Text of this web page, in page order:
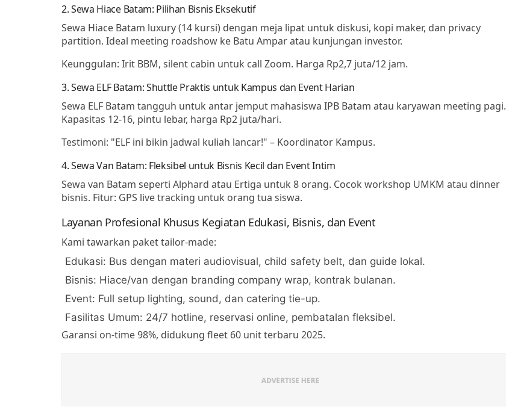
2. Sewa Hiace Batam: Pilihan Bisnis Eksekutif
Sewa Hiace Batam luxury (14 kursi) dengan meja lipat untuk diskusi, kopi maker, dan privacy
partition. Ideal meeting roadshow ke Batu Ampar atau kunjungan investor.
Keunggulan: Irit BBM, silent cabin untuk call Zoom. Harga Rp2,7 juta/12 jam.
3. Sewa ELF Batam: Shuttle Praktis untuk Kampus dan Event Harian
Sewa ELF Batam tangguh untuk antar jemput mahasiswa IPB Batam atau karyawan meeting pagi.
Kapasitas 12-16, pintu lebar, harga Rp2 juta/hari.
Testimoni: "ELF ini bikin jadwal kuliah lancar!" – Koordinator Kampus.
4. Sewa Van Batam: Fleksibel untuk Bisnis Kecil dan Event Intim
Sewa van Batam seperti Alphard atau Ertiga untuk 8 orang. Cocok workshop UMKM atau dinner
bisnis. Fitur: GPS live tracking untuk orang tua siswa.
Layanan Profesional Khusus Kegiatan Edukasi, Bisnis, dan Event
Kami tawarkan paket tailor-made:
Edukasi: Bus dengan materi audiovisual, child safety belt, dan guide lokal.
Bisnis: Hiace/van dengan branding company wrap, kontrak bulanan.
Event: Full setup lighting, sound, dan catering tie-up.
Fasilitas Umum: 24/7 hotline, reservasi online, pembatalan fleksibel.
Garansi on-time 98%, didukung fleet 60 unit terbaru 2025.